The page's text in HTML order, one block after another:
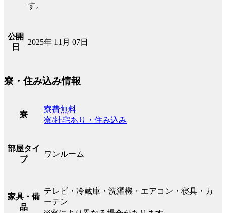
す。
公開
日
2025年 11月 07日
寮・住み込み情報
寮
寮費無料
寮/社宅あり・住み込み
部屋タイ
プ
ワンルーム
家具・備
品
テレビ・冷蔵庫・洗濯機・エアコン・寝具・カ
ーテン